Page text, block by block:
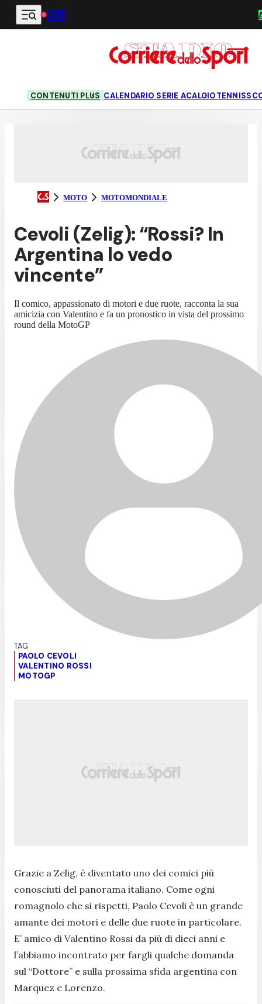
Vai al contenuto principale
LIVE
CONTENUTI PLUS CALENDARIO SERIE ACALCIOTENNIS
MOTO MOTOMONDIALE
Cevoli (Zelig): “Rossi? In
Argentina lo vedo
vincente”
Il comico, appassionato di motori e due ruote, racconta la sua
amicizia con Valentino e fa un pronostico in vista del prossimo
round della MotoGP
PAOLO CEVOLI
VALENTINO ROSSI
MOTOGP
Grazie a Zelig, è diventato uno dei comici più
conosciuti del panorama italiano. Come ogni
romagnolo che si rispetti, Paolo Cevoli è un grande
amante dei motori e delle due ruote in particolare.
E’ amico di Valentino Rossi da più di dieci anni e
l’abbiamo incontrato per fargli qualche domanda
sul “Dottore” e sulla prossima sfida argentina con
Marquez e Lorenzo.